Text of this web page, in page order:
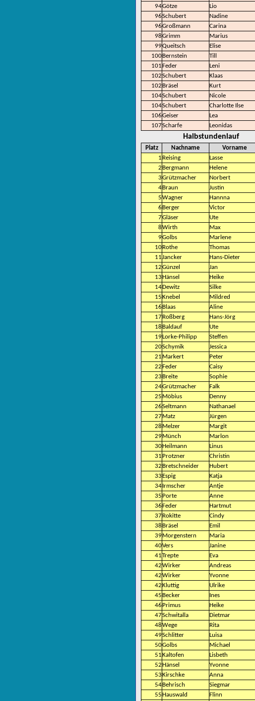
94Götze Lio
96Schubert Nadine
96Großmann Carina
98Grimm Marius
99Queitsch Elise
100Bernstein Till
101Feder Leni
102Schubert Klaas
102 Bräsel Kurt
104Schubert Nicole
104Schubert Charlotte Ilse
106Geiser Lea
107Scharfe Leonidas
Halbstundenlauf
Platz Nachname Vorname
1 Reising Lasse
2 Bergmann Helene
3Grützmacher Norbert
4Braun Justin
5Wagner Hannna
6 Berger Victor
7Gläser Ute
8Wirth Max
9Golbs Marlene
10Rothe Thomas
11Jancker Hans-Dieter
12Günzel Jan
13Hänsel Heike
14Dewitz Silke
15Knebel Mildred
16 Blaas Aline
17Roßberg Hans-Jörg
18 Baldauf Ute
19Lorke-Philipp Steffen
20Schymik Jessica
21 Markert Peter
22Feder Caisy
23 Breite Sophie
24Grützmacher Falk
25 Möbius Denny
26Seltmann Nathanael
27Matz Jürgen
28 Melzer Margit
29Münch Marlon
30Heilmann Linus
31 Protzner Christin
32 Bretschneider Hubert
33 Espig Katja
34Irmscher Antje
35 Porte Anne
36Feder Hartmut
37Rokitte Cindy
38 Bräsel Emil
39Morgenstern Maria
40Vers Janine
41Trepte Eva
42Wirker Andreas
42Wirker Yvonne
42Kluttig Ulrike
45 Becker Ines
46 Primus Heike
47Schwitalla Dietmar
48Wege Rita
49Schlitter Luisa
50Golbs Michael
51Kaltofen Lisbeth
52Hänsel Yvonne
53Kirschke Anna
54Behrisch Siegmar
55Hauswald Flinn